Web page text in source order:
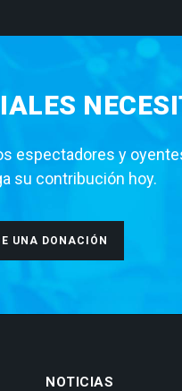
espectadores y
su contribución hoy.
UNA DONACIÓN
NOTICIAS